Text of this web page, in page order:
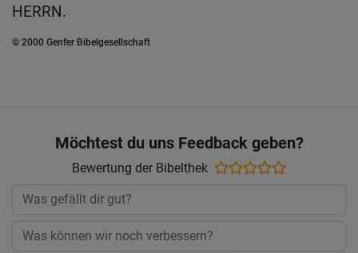
HERRN.
© 2000 Genfer Bibelgesellschaft
Möchtest du uns Feedback geben?
Bewertung der Bibelthek